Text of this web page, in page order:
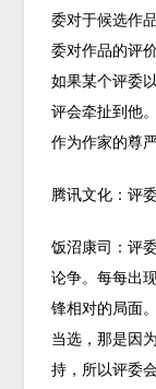
委对于候选作
委对作品的评
如果某个评委
评会牵扯到他
作为作家的尊严
腾讯文化：评
饭沼康司：评
论争。每每出
锋相对的局面
当选，那是因
持，所以评委